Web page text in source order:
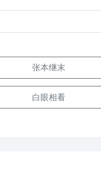
张本继末
白眼相看